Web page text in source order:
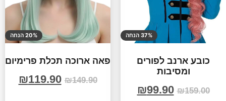
37% הנחה
כובע ארנב לפורים
ומסיבות
₪159.00
₪99.90
20% הנחה
פאה ארוכה תכלת פרימיום
₪149.90
₪119.90